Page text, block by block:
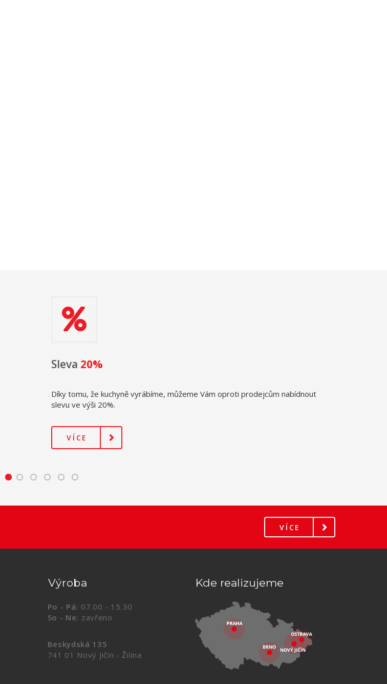
Sleva 20%
Díky tomu, že kuchyně vyrábíme, můžeme Vám oproti prodejcům nabídnout
slevu ve výši 20%.
VÍCE
VÍCE
Výroba
Po - Pá: 07.00 - 15.30
So - Ne: zavřeno
Beskydská 135
741 01 Nový Jičín - Žilina
Kde realizujeme